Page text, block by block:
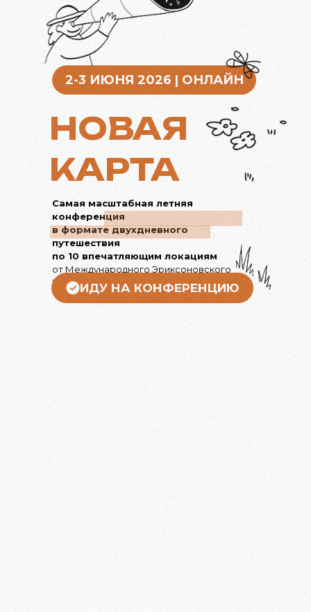
2-3 ИЮНЯ 2026 | ОНЛАЙН
Самая масштабная летняя
конференция
в формате двухдневного
путешествия
по 10 впечатляющим локациям
от Международного Эриксоновского
Университета коучинга
НОВАЯ
КАРТА
ИДУ НА КОНФЕРЕНЦИЮ